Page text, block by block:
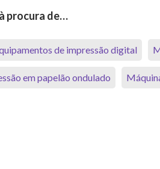
procura de…
de impressão digital
em papelão ondulado